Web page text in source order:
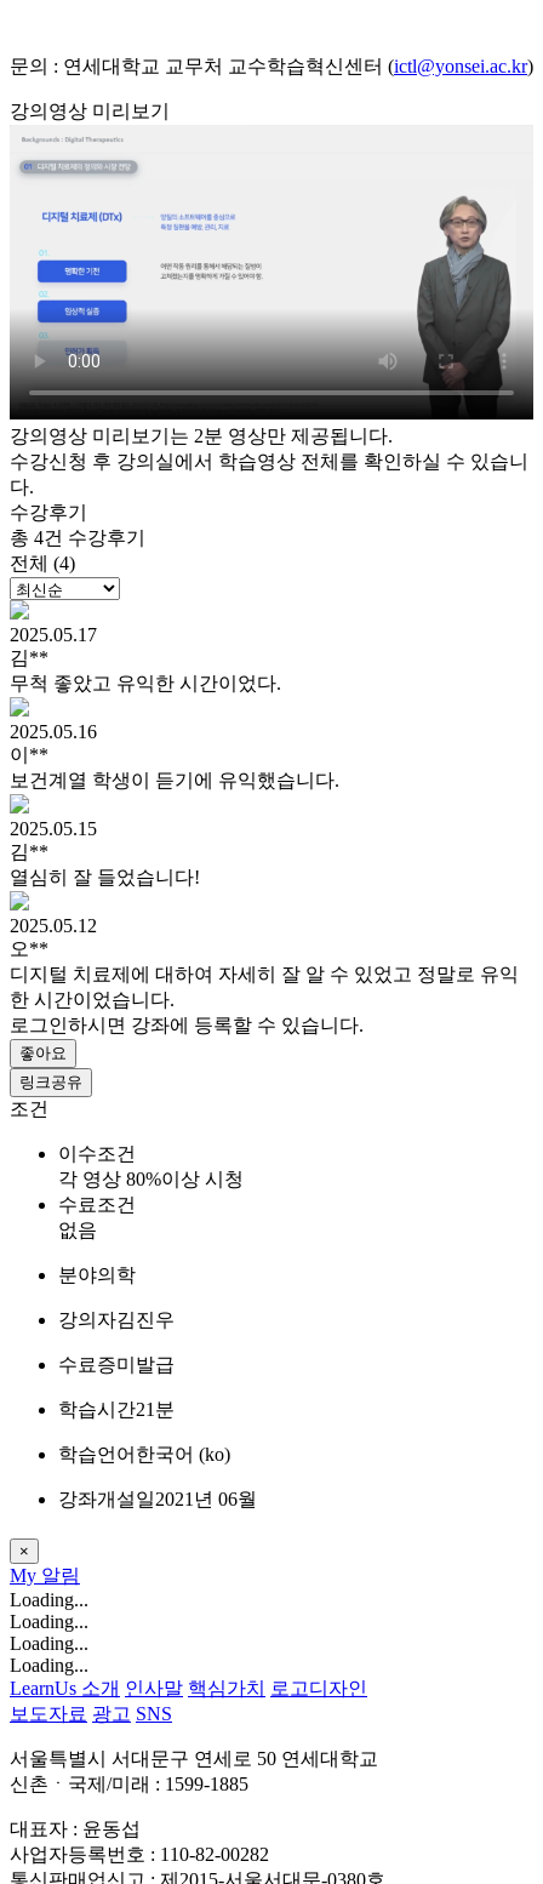
문의 : 연세대학교 교무처 교수학습혁신센터 (ictl@yonsei.ac.kr)
강의영상 미리보기
강의영상 미리보기는 2분 영상만 제공됩니다.
수강신청 후 강의실에서 학습영상 전체를 확인하실 수 있습니
다.
수강후기
총 4건 수강후기
전체 (4)
2025.05.17
김**
무척 좋았고 유익한 시간이었다.
2025.05.16
이**
보건계열 학생이 듣기에 유익했습니다.
2025.05.15
김**
열심히 잘 들었습니다!
2025.05.12
오**
디지털 치료제에 대하여 자세히 잘 알 수 있었고 정말로 유익
한 시간이었습니다.
로그인하시면 강좌에 등록할 수 있습니다.
좋아요
링크공유
조건
이수조건
각 영상 80%이상 시청
수료조건
없음
분야의학
강의자김진우
수료증미발급
학습시간21분
학습언어 한국어 ‎(ko)‎
강좌개설일2021년 06월
×
My 알림
Loading...
Loading...
Loading...
Loading...
LearnUs 소개 인사말 핵심가치
로고디자인
보도자료 광고 SNS
서울특별시 서대문구 연세로 50 연세대학교
신촌ㆍ국제/미래 : 1599-1885
대표자 : 윤동섭
사업자등록번호 : 110-82-00282